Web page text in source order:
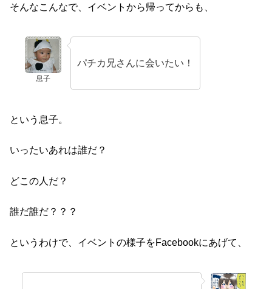
そんなこんなで、イベントから帰ってからも、
息子
パチカ兄さんに会いたい！
という息子。
いったいあれは誰だ？
どこの人だ？
誰だ誰だ？？？
というわけで、イベントの様子をFacebookにあげて、